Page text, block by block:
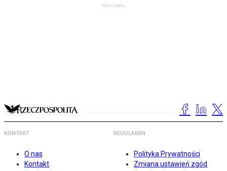
KONTAKT
O nas
Kontakt
REGULAMIN
Polityka Prywatności
Zmiana ustawień zgód